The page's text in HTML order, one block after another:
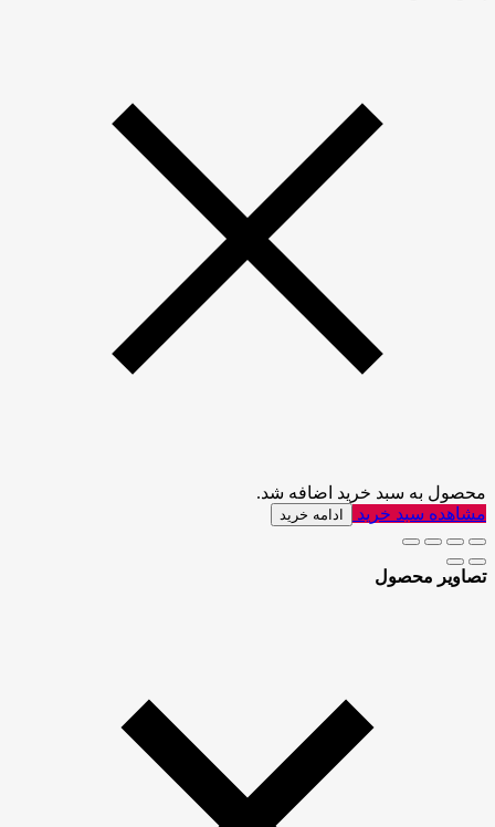
محصول به سبد خرید اضافه شد.
مشاهده سبد خرید
ادامه خرید
تصاویر محصول